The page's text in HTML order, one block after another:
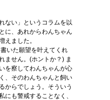
ない」というコラムを以
に、あれからわんちゃん
えました。
いた願望を叶えてくれ
ません。(ホントか？) ま
を察してわんちゃんが心
、そのわんちゃんと飼い
からでしょう。そういう
にも警戒することなく、